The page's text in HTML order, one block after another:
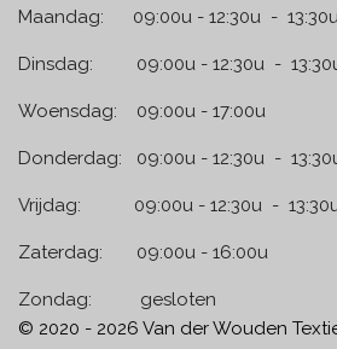
Maandag: 09:00u - 12:30u - 13:30u
Dinsdag: 09:00u - 12:30u - 13:30u
Woensdag: 09:00u - 17:00u
Donderdag: 09:00u - 12:30u -
Vrijdag: 09:00u - 12:30u - 13:30u
Zaterdag: 09:00u -
Zondag:
© 2020 - 2026 Van der Wouden